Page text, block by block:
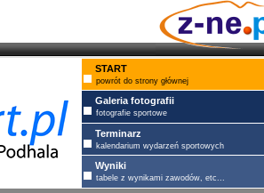
START
powrót do strony głównej
Galeria fotografii
fotografie sportowe
Terminarz
kalendarium wydarzeń sportowych
Wyniki
tabele z wynikami zawodów, etc...